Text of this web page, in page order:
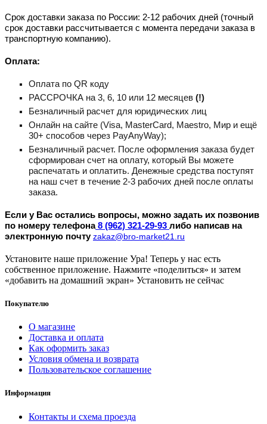
Срок доставки заказа по России: 2-12 рабочих дней (точный
срок доставки рассчитывается с момента передачи заказа в
транспортную компанию).
Оплата:
Оплата по QR коду
РАССРОЧКА на 3, 6, 10 или 12 месяцев (!)
Безналичный расчет для юридических лиц
Онлайн на сайте (Visa, MastеrCard, Maestro, Мир и ещё
30+ способов через PayAnyWay);
Безналичный расчет. После оформления заказа будет
сформирован счет на оплату, который Вы можете
распечатать и оплатить. Денежные средства поступят
на наш счет в течение 2-3 рабочих дней после оплаты
заказа.
Если у Вас остались вопросы, можно задать их позвонив
по номеру телефона8 (962) 321-29-93 либо написав на
электронную почту zakaz@bro-market21.ru
Установите наше приложение Ура! Теперь у нас есть
собственное приложение. Нажмите «поделиться» и затем
«добавить на домашний экран» Установить не сейчас
Покупателю
О магазине
Доставка и оплата
Как оформить заказ
Условия обмена и возврата
Пользовательское соглашение
Информация
Контакты и схема проезда